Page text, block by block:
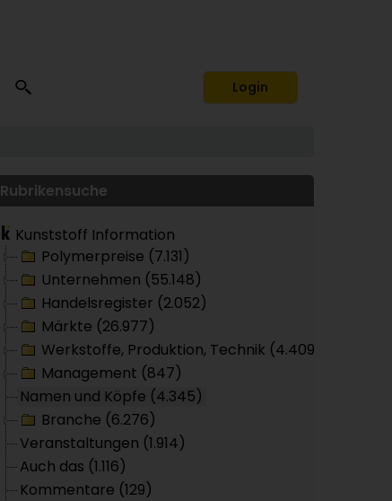
Login
Rubrikensuche
Kunststoff Information
Polymerpreise (7.131)
Unternehmen (55.148)
Handelsregister (2.052)
Märkte (26.977)
Werkstoffe, Produktion, Technik (4.409)
Management (847)
Namen und Köpfe (4.345)
Branche (6.276)
Veranstaltungen (1.914)
Auch das (1.116)
Kommentare (129)